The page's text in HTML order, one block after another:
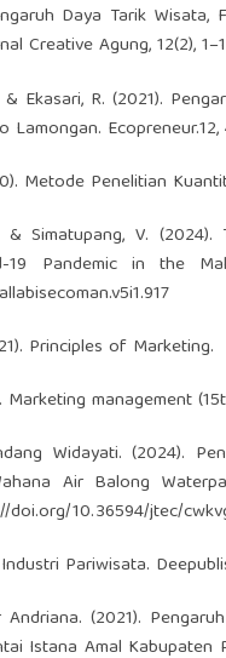
Daya Tarik
Creative Agung, 12(2),
Ekasari, R. (2021).
Ecopreneur.12,
Metode Penelitian
& Simatupang, V.
Pandemic in the
Principles of Marketing.
Marketing management
Widayati. (2024).
Air Balong
doi.org/10.36594/jtec/
Pariwisata.
(2021).
Istana Amal Kabupaten